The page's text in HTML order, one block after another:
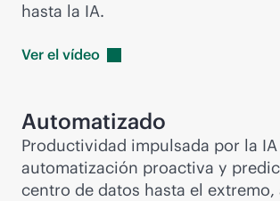
hasta la IA.
Ver el vídeo
Automatizado
Productividad impulsada por la
automatización proactiva y
centro de datos hasta el